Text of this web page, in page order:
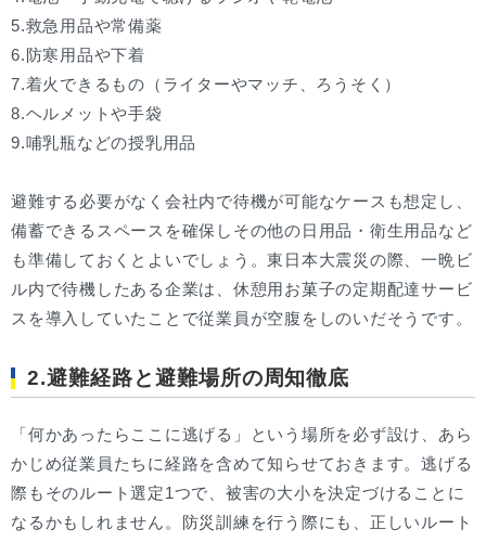
5.救急用品や常備薬
6.防寒用品や下着
7.着火できるもの（ライターやマッチ、ろうそく）
8.ヘルメットや手袋
9.哺乳瓶などの授乳用品
避難する必要がなく会社内で待機が可能なケースも想定し、
備蓄できるスペースを確保しその他の日用品・衛生用品など
も準備しておくとよいでしょう。東日本大震災の際、一晩ビ
ル内で待機したある企業は、休憩用お菓子の定期配達サービ
スを導入していたことで従業員が空腹をしのいだそうです。
2.避難経路と避難場所の周知徹底
「何かあったらここに逃げる」という場所を必ず設け、あら
かじめ従業員たちに経路を含めて知らせておきます。逃げる
際もそのルート選定1つで、被害の大小を決定づけることに
なるかもしれません。防災訓練を行う際にも、正しいルート